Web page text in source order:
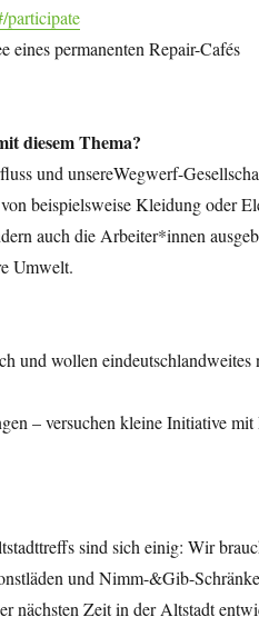
participate
eines permanenten Repair-Cafés
diesem Thema?
und unsereWegwerf-
beispielsweise Kleidung oder
auch die Arbeiter*innen
Umwelt.
und wollen
– versuchen kleine Initiative
sind sich einig: Wir
und Nimm-&Gib-
nächsten Zeit in der Altstadt